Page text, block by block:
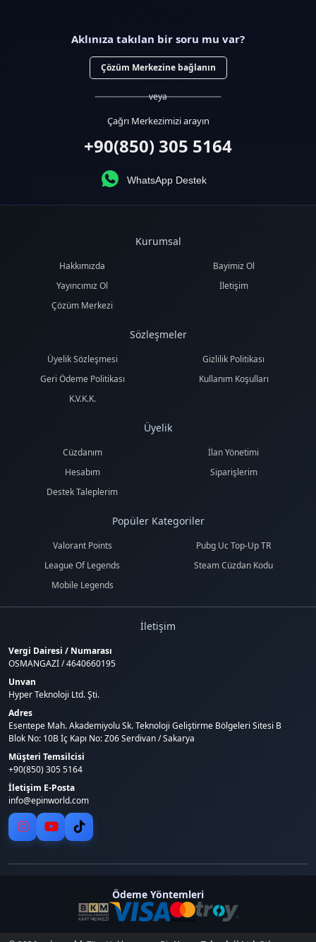
Aklınıza takılan bir soru mu var?
Çözüm Merkezine bağlanın
veya
Çağrı Merkezimizi arayın
+90(850) 305 5164
WhatsApp Destek
Kurumsal
Hakkımızda
Bayimiz Ol
Yayıncımız Ol
İletişim
Çözüm Merkezi
Sözleşmeler
Üyelik Sözleşmesi
Gizlilik Politikası
Geri Ödeme Politikası
Kullanım Koşulları
K.V.K.K.
Üyelik
Cüzdanım
İlan Yönetimi
Hesabım
Siparişlerim
Destek Taleplerim
Popüler Kategoriler
Valorant Points
Pubg Uc Top-Up TR
League Of Legends
Steam Cüzdan Kodu
Mobile Legends
İletişim
Vergi Dairesi / Numarası
OSMANGAZİ / 4640660195
Unvan
Hyper Teknoloji Ltd. Şti.
Adres
Esentepe Mah. Akademiyolu Sk. Teknoloji Geliştirme Bölgeleri Sitesi B
Blok No: 10B İç Kapı No: Z06 Serdivan / Sakarya
Müşteri Temsilcisi
+90(850) 305 5164
İletişim E-Posta
info@epinworld.com
Ödeme Yöntemleri